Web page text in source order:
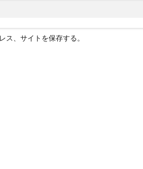
、サイトを保存する。